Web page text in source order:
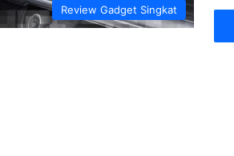
Review Gadget Singkat